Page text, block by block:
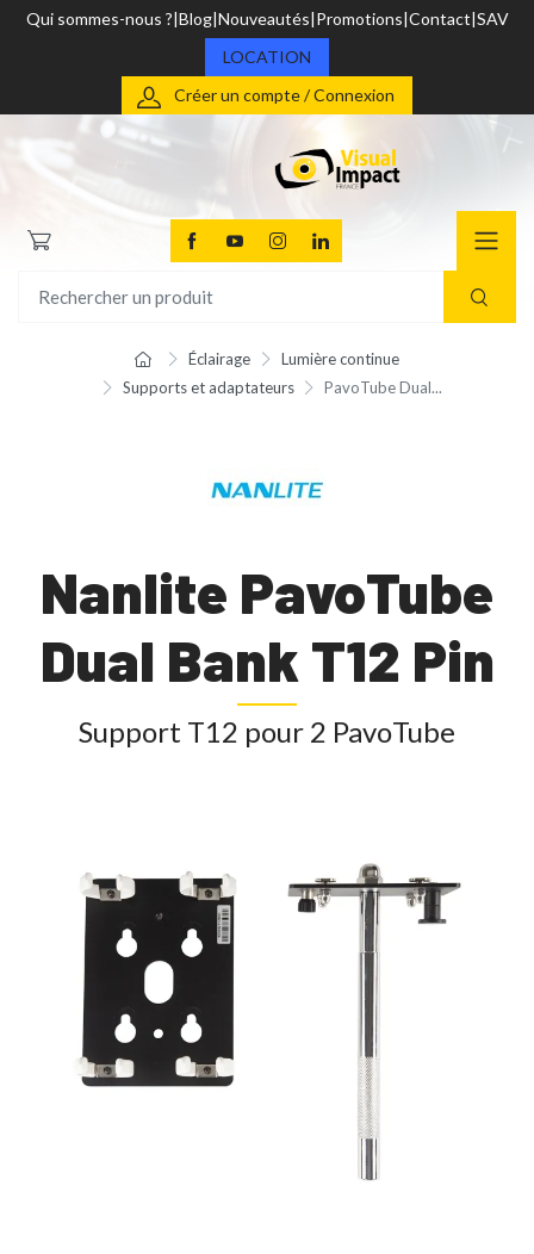
Qui sommes-nous ? Blog Nouveautés Promotions Contact SAV
LOCATION
Créer un compte / Connexion
Éclairage
Lumière continue
Supports et adaptateurs
PavoTube Dual...
Nanlite PavoTube
Dual Bank T12 Pin
Support T12 pour 2 PavoTube